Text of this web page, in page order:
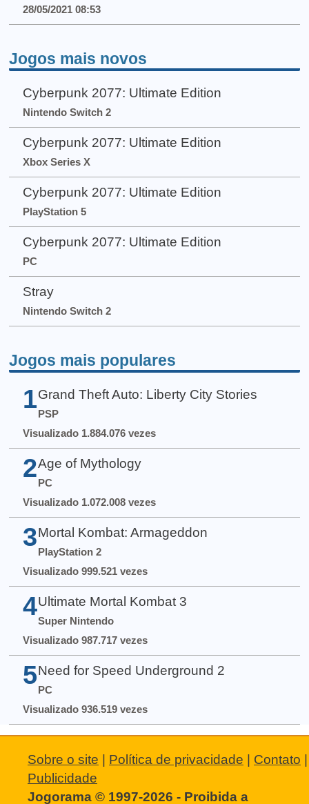
28/05/2021 08:53
Jogos mais novos
Cyberpunk 2077: Ultimate Edition
Nintendo Switch 2
Cyberpunk 2077: Ultimate Edition
Xbox Series X
Cyberpunk 2077: Ultimate Edition
PlayStation 5
Cyberpunk 2077: Ultimate Edition
PC
Stray
Nintendo Switch 2
Jogos mais populares
1 Grand Theft Auto: Liberty City Stories
PSP
Visualizado 1.884.076 vezes
2 Age of Mythology
PC
Visualizado 1.072.008 vezes
3 Mortal Kombat: Armageddon
PlayStation 2
Visualizado 999.521 vezes
4 Ultimate Mortal Kombat 3
Super Nintendo
Visualizado 987.717 vezes
5 Need for Speed Underground 2
PC
Visualizado 936.519 vezes
Sobre o site | Política de privacidade | Contato |
Publicidade
Jogorama © 1997-2026 - Proibida a